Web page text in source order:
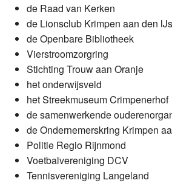
de Raad van Kerken
de Lionsclub Krimpen aan den
de Openbare Bibliotheek
Vierstroomzorgring
Stichting Trouw aan Oranje
het onderwijsveld
het Streekmuseum Crimpenerhof
de samenwerkende
de Ondernemerskring Krimpen
Politie Regio Rijnmond
Voetbalvereniging DCV
Tennisvereniging Langeland